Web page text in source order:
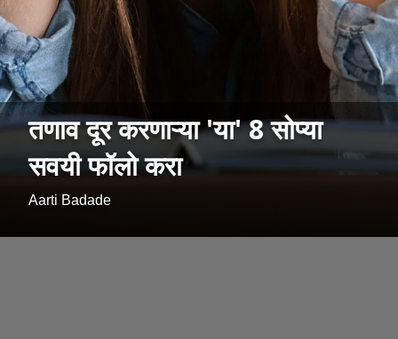
तणाव दूर करणाऱ्या 'या' 8 सोप्या
सवयी फॉलो करा
Aarti Badade